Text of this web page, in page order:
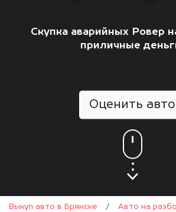
Скупка аварийных Ровер
приличные
Оценить авто
Выкуп авто в Брянске / Авто на